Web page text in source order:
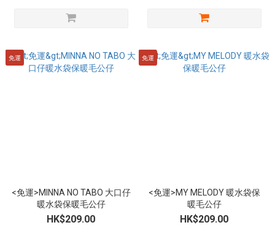
免運
<免運>MINNA NO TABO 大口仔
暖水袋保暖毛公仔
HK$209.00
免運
<免運>MY MELODY 暖水袋保
暖毛公仔
HK$209.00